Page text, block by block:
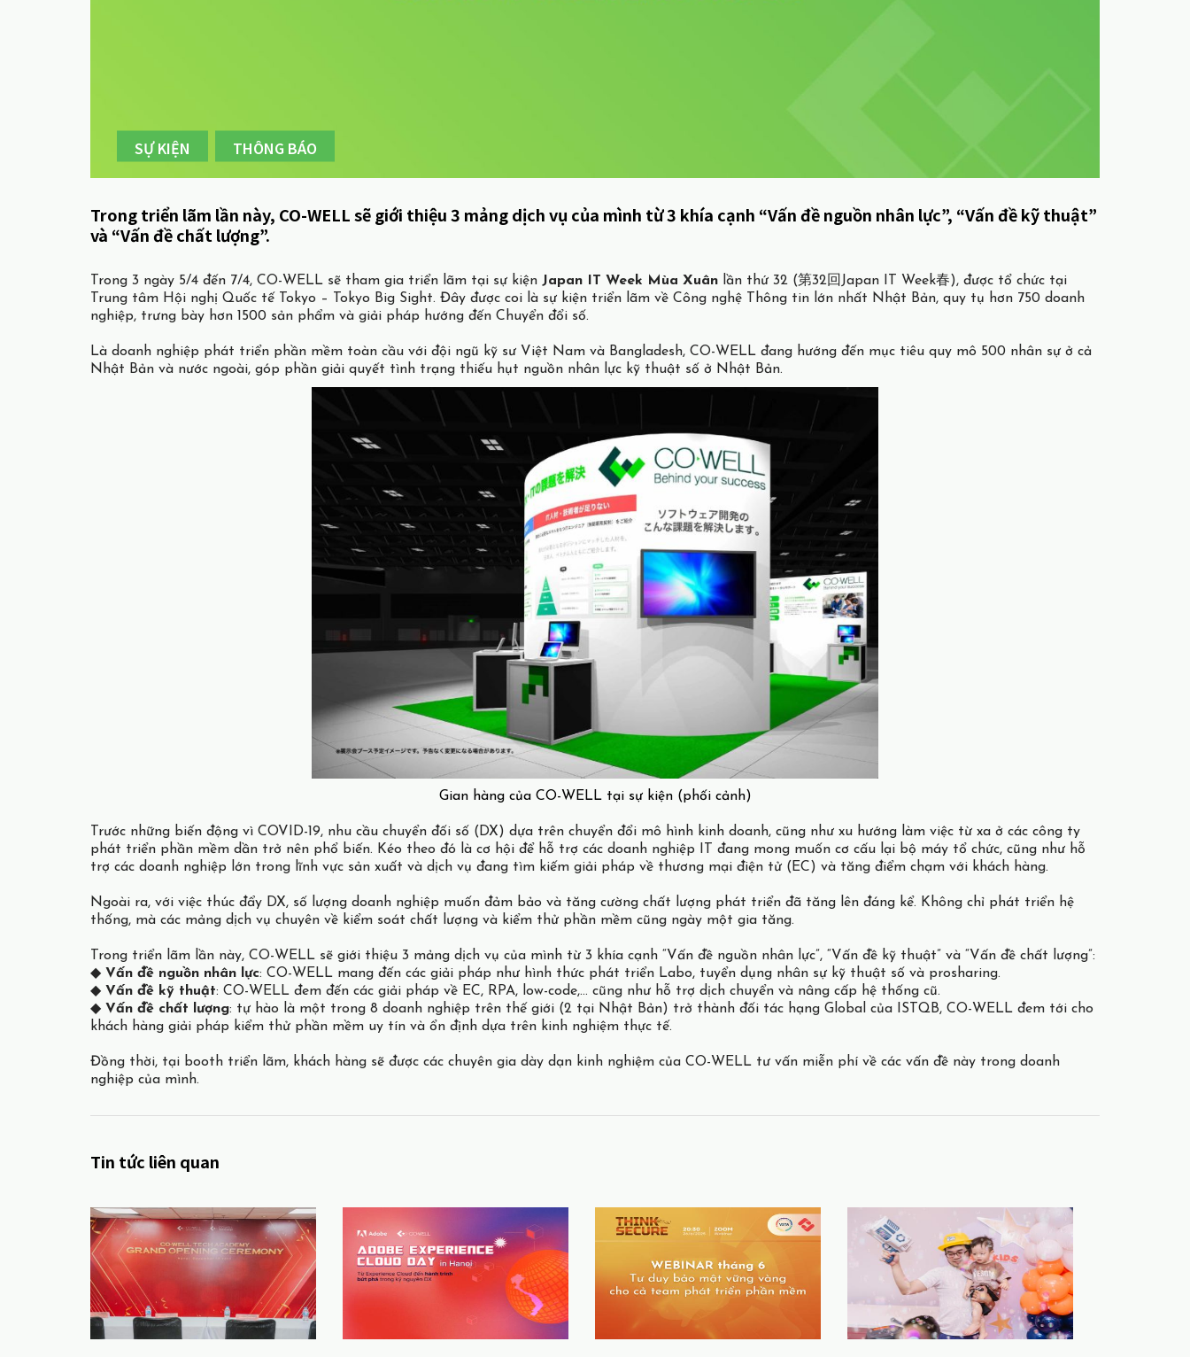
SỰ KIỆN THÔNG BÁO
Trong triển lãm lần này, CO-WELL sẽ giới thiệu 3 mảng dịch vụ của mình từ 3 khía cạnh “Vấn đề nguồn nhân lực”, “Vấn đề kỹ thuật”
và “Vấn đề chất lượng”.
Trong 3 ngày 5/4 đến 7/4, CO-WELL sẽ tham gia triển lãm tại sự kiện Japan IT Week Mùa Xuân lần thứ 32 (第32回Japan IT Week春), được tổ chức tại
Trung tâm Hội nghị Quốc tế Tokyo – Tokyo Big Sight. Đây được coi là sự kiện triển lãm về Công nghệ Thông tin lớn nhất Nhật Bản, quy tụ hơn 750 doanh
nghiệp, trưng bày hơn 1500 sản phẩm và giải pháp hướng đến Chuyển đổi số.
Là doanh nghiệp phát triển phần mềm toàn cầu với đội ngũ kỹ sư Việt Nam và Bangladesh, CO-WELL đang hướng đến mục tiêu quy mô 500 nhân sự ở cả
Nhật Bản và nước ngoài, góp phần giải quyết tình trạng thiếu hụt nguồn nhân lực kỹ thuật số ở Nhật Bản.
Gian hàng của CO-WELL tại sự kiện (phối cảnh)
Trước những biến động vì COVID-19, nhu cầu chuyển đối số (DX) dựa trên chuyển đổi mô hình kinh doanh, cũng như xu hướng làm việc từ xa ở các công ty
phát triển phần mềm dần trở nên phổ biến. Kéo theo đó là cơ hội để hỗ trợ các doanh nghiệp IT đang mong muốn cơ cấu lại bộ máy tổ chức, cũng như hỗ
trợ các doanh nghiệp lớn trong lĩnh vực sản xuất và dịch vụ đang tìm kiếm giải pháp về thương mại điện tử (EC) và tăng điểm chạm với khách hàng.
Ngoài ra, với việc thúc đẩy DX, số lượng doanh nghiệp muốn đảm bảo và tăng cường chất lượng phát triển đã tăng lên đáng kể. Không chỉ phát triển hệ
thống, mà các mảng dịch vụ chuyên về kiểm soát chất lượng và kiểm thử phần mềm cũng ngày một gia tăng.
Trong triển lãm lần này, CO-WELL sẽ giới thiệu 3 mảng dịch vụ của mình từ 3 khía cạnh “Vấn đề nguồn nhân lực”, “Vấn đề kỹ thuật” và “Vấn đề chất lượng”:
◆ Vấn đề nguồn nhân lực: CO-WELL mang đến các giải pháp như hình thức phát triển Labo, tuyển dụng nhân sự kỹ thuật số và prosharing.
◆ Vấn đề kỹ thuật: CO-WELL đem đến các giải pháp về EC, RPA, low-code,… cũng như hỗ trợ dịch chuyển và nâng cấp hệ thống cũ.
◆ Vấn đề chất lượng: tự hào là một trong 8 doanh nghiệp trên thế giới (2 tại Nhật Bản) trở thành đối tác hạng Global của ISTQB, CO-WELL đem tới cho
khách hàng giải pháp kiểm thử phần mềm uy tín và ổn định dựa trên kinh nghiệm thực tế.
Đồng thời, tại booth triển lãm, khách hàng sẽ được các chuyên gia dày dạn kinh nghiệm của CO-WELL tư vấn miễn phí về các vấn đề này trong doanh
nghiệp của mình.
Tin tức liên quan